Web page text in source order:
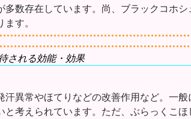
数存在しています。尚、ブラックコホ
す。
される効能・効果
異常やほてりなどの改善作用など。一
考えられています。ただ、ぶらっくこ